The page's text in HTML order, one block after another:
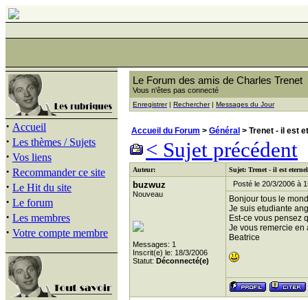
· Accueil
· Les thèmes / Sujets
· Vos liens
· Recommander ce site
· Le Hit du site
· Le forum
· Les membres
· Votre compte membre
Le Forum des amis de Charles Trenet
Vous n'êtes pas connecté
Enregistrer| Rechercher| Messages du Jour
Accueil du Forum > Général > Trenet - il est
< Sujet précédent
Auteur: Sujet: Trenet - il est
buzwuz
Nouveau
Messages: 1
Inscrit(e) le: 18/3/2006
Statut: Déconnecté(e)
Posté le 20/3/2006 à
Bonjour tous le
Je suis etudiante
Est-ce vous pensez
Je vous remercie en
Beatrice